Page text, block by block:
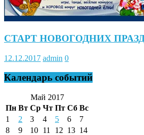
СТАРТ НОВОГОДНИХ
12.12.2017 admin 0
Календарь событий
Май 2017
Пн Вт Ср Чт Пт Сб Вс
1
2 3 4 5 6
7
8
9 10 11 12 13 14